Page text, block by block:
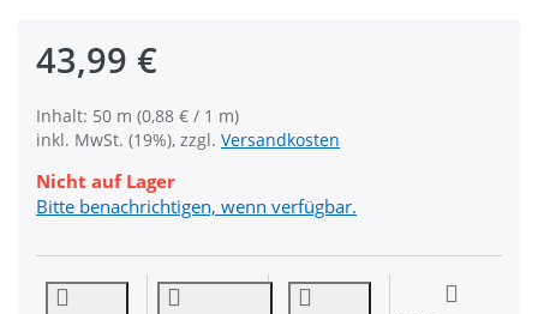
43,99 €
Inhalt: 50 m (0,88 € / 1 m)
inkl. MwSt. (19%), zzgl. Versandkosten
Nicht auf Lager
Bitte benachrichtigen, wenn verfügbar.